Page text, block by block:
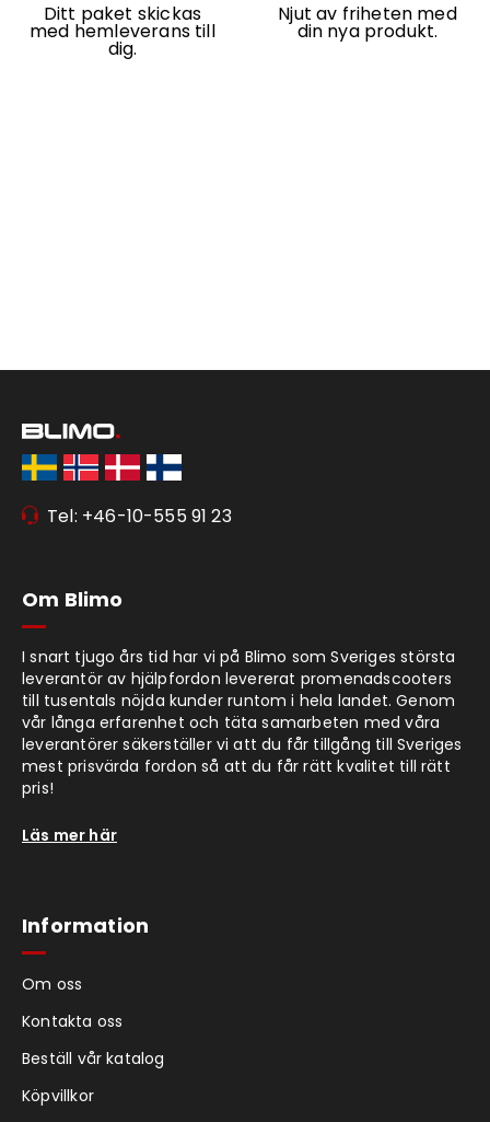
Ditt paket skickas
med hemleverans till
dig.
Njut av friheten med
din nya produkt.
Tel: +46-10-555 91 23
Om Blimo
I snart tjugo års tid har vi på Blimo som Sveriges största
leverantör av hjälpfordon levererat promenadscooters
till tusentals nöjda kunder runtom i hela landet. Genom
vår långa erfarenhet och täta samarbeten med våra
leverantörer säkerställer vi att du får tillgång till Sveriges
mest prisvärda fordon så att du får rätt kvalitet till rätt
pris!
Läs mer här
Information
Om oss
Kontakta oss
Beställ vår katalog
Köpvillkor